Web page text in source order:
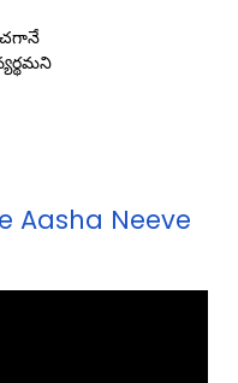
Aasha Neeve